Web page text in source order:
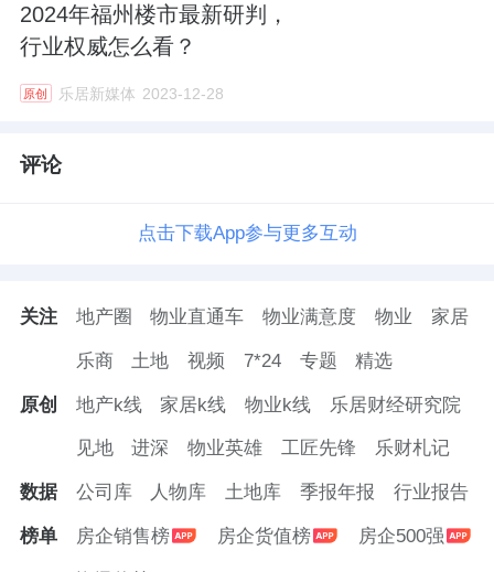
2024年福州楼市最新研判，
行业权威怎么看？
原创 乐居新媒体 2023-12-28
评论
点击下载App参与更多互动
关注 地产圈 物业直通车 物业满意度 物业 家居
乐商 土地 视频 7*24 专题 精选
原创 地产k线 家居k线 物业k线 乐居财经研究院
见地 进深 物业英雄 工匠先锋 乐财札记
数据 公司库 人物库 土地库 季报年报 行业报告
榜单 房企销售榜 房企货值榜 房企500强